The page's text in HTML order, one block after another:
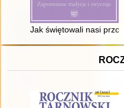
Jak świętowali nasi